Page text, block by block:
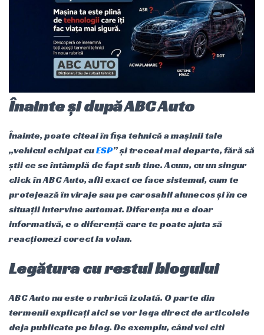
Înainte și după ABC Auto
Înainte, poate citeai în fișa tehnică a mașinii tale
„vehicul echipat cuESP” și treceai mai departe, fără să
știi ce se întâmplă de fapt sub tine. Acum, cu un singur
click în ABC Auto, afli exact ce face sistemul, cum te
protejează în viraje sau pe carosabil alunecos și în ce
situații intervine automat. Diferența nu e doar
informativă, e o diferență care te poate ajuta să
reacționezi corect la volan.
Legătura cu restul blogului
ABC Auto nu este o rubrică izolată. O parte din
termenii explicați aici se vor lega direct de articolele
deja publicate pe blog. De exemplu, când vei citi